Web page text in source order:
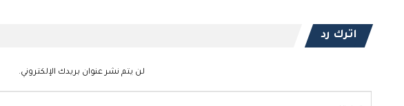
اترك رد
لن يتم نشر عنوان بريدك الإلكتروني.